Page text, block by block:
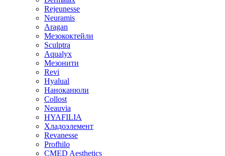
Rejeunesse
Neuramis
Aragan
Мезококтейли
Sculptra
Aqualyx
Мезонити
Revi
Hyalual
Наноканюли
Collost
Neauvia
HYAFILIA
Хладоэлемент
Revanesse
Profhilo
CMED Aesthetics